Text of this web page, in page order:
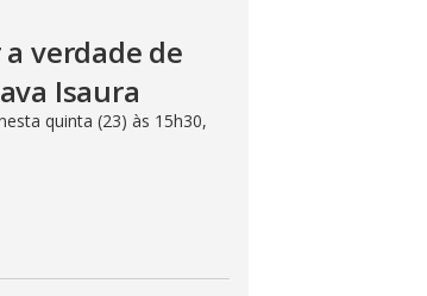
verdade de
Isaura
quinta (23) às 15h30,